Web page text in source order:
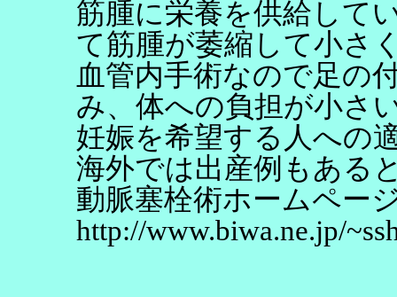
筋腫に栄養を供給して
て筋腫が萎縮して小さ
血管内手術なので足の
み、体への負担が小さ
妊娠を希望する人への
海外では出産例もある
動脈塞栓術ホームペー
http://www.biwa.ne.jp/